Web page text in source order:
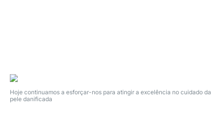
Hoje continuamos a esforçar-nos para atingir a excelência no cuidado da
pele danificada